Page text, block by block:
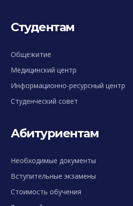
Студентам
Общежитие
Медицинский центр
Информационно-ресурсный центр
Студенческий совет
Абитуриентам
Необходимые документы
Вступительные экзамены
Стоимость обучения